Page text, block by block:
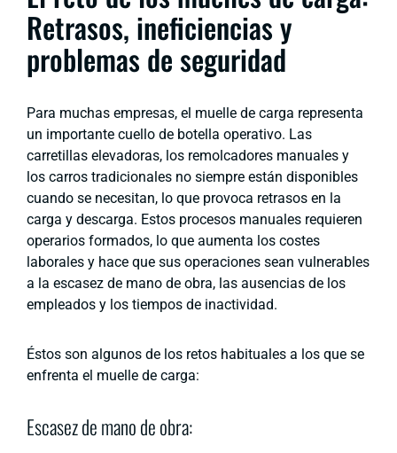
Retrasos, ineficiencias y
problemas de seguridad
Para muchas empresas, el muelle de carga representa
un importante cuello de botella operativo. Las
carretillas elevadoras, los remolcadores manuales y
los carros tradicionales no siempre están disponibles
cuando se necesitan, lo que provoca retrasos en la
carga y descarga. Estos procesos manuales requieren
operarios formados, lo que aumenta los costes
laborales y hace que sus operaciones sean vulnerables
a la escasez de mano de obra, las ausencias de los
empleados y los tiempos de inactividad.
Éstos son algunos de los retos habituales a los que se
enfrenta el muelle de carga:
Escasez de mano de obra: